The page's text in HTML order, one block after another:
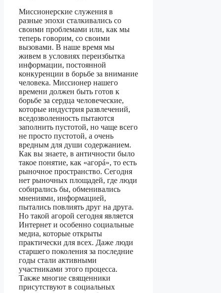
Миссионерские служения в
разные эпохи сталкивались со
своими проблемами или, как мы
теперь говорим, со своими
вызовами. В наше время мы
живем в условиях переизбытка
информации, постоянной
конкуренции в борьбе за внимание
человека. Миссионер нашего
времени должен быть готов к
борьбе за сердца человеческие,
которые индустрия развлечений,
вседозволенность пытаются
заполнить пустотой, но чаще всего
не просто пустотой, а очень
вредным для души содержанием.
Как вы знаете, в античности было
такое понятие, как «агорá», то есть
рыночное пространство. Сегодня
нет рыночных площадей, где люди
собирались бы, обменивались
мнениями, информацией,
пытались повлиять друг на друга.
Но такой агорой сегодня является
Интернет и особенно социальные
медиа, которые открыты
практически для всех. Даже люди
старшего поколения за последние
годы стали активными
участниками этого процесса.
Также многие священники
присутствуют в социальных